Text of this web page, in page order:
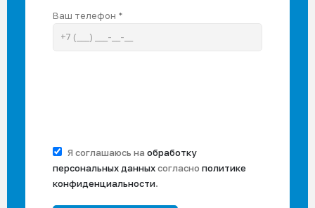
Ваш телефон *
Я соглашаюсь на обработку
персональных данныхсогласно политике
конфиденциальности.